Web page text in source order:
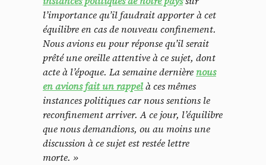
l’importance qu’il faudrait apporter à cet
équilibre en cas de nouveau confinement.
Nous avions eu pour réponse qu’il serait
prêté une oreille attentive à ce sujet, dont
acte à l’époque. La semaine dernière nous
en avions fait un rappelà ces mêmes
instances politiques car nous sentions le
reconfinement arriver. A ce jour, l’équilibre
que nous demandions, ou au moins une
discussion à ce sujet est restée lettre
morte. »